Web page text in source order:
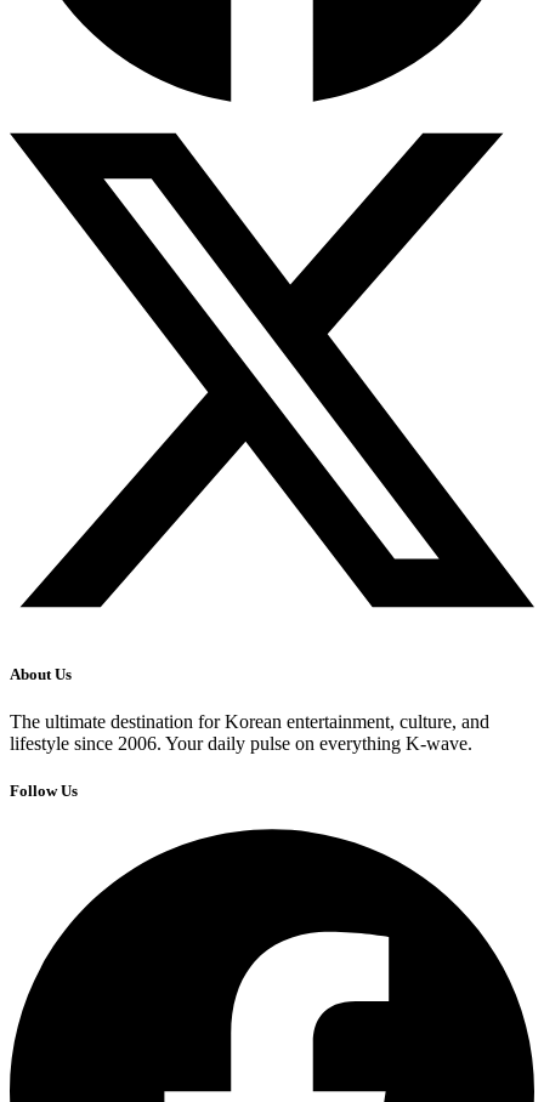
About Us
The ultimate destination for Korean entertainment, culture, and
lifestyle since 2006. Your daily pulse on everything K-wave.
Follow Us